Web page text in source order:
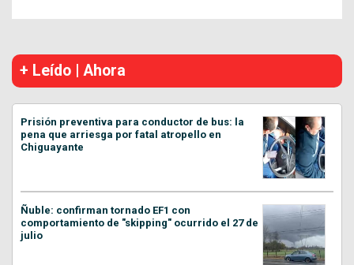
+ Leído | Ahora
Prisión preventiva para conductor de bus: la
pena que arriesga por fatal atropello en
Chiguayante
Ñuble: confirman tornado EF1 con
comportamiento de "skipping" ocurrido el 27 de
julio